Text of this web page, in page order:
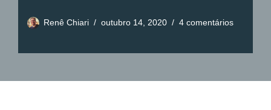
Renê Chiari outubro 14, 2020 4 comentários